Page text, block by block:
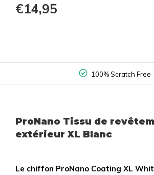
€14,95
100% Scratch Free
ProNano Tissu de
extérieur XL Blanc
Le chiffon ProNano Coating XL